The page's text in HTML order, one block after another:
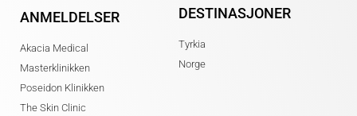
ANMELDELSER
Akacia Medical
Masterklinikken
Poseidon Klinikken
The Skin Clinic
DESTINASJONER
Tyrkia
Norge